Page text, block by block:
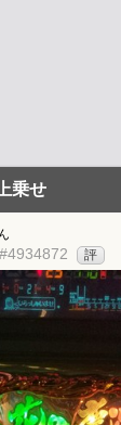
乗せ
評